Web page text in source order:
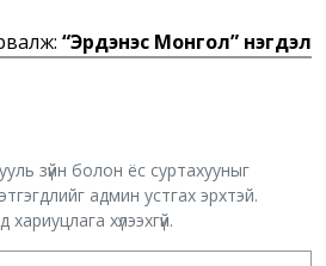
“Эрдэнэс Монгол” нэгдэл
зүйн болон ёс суртахууныг
админ устгах эрхтэй.
хүлээхгүй.